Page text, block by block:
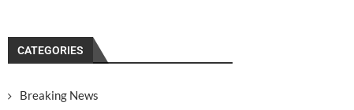
CATEGORIES
Breaking News